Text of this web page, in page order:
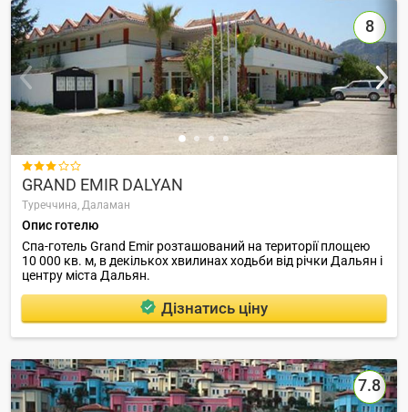
8

GRAND EMIR DALYAN
Туреччина, Даламан
Опис готелю
Спа-готель Grand Emir розташований на території площею
10 000 кв. м, в декількох хвилинах ходьби від річки Дальян і
центру міста Дальян.
Дізнатись ціну
7.8